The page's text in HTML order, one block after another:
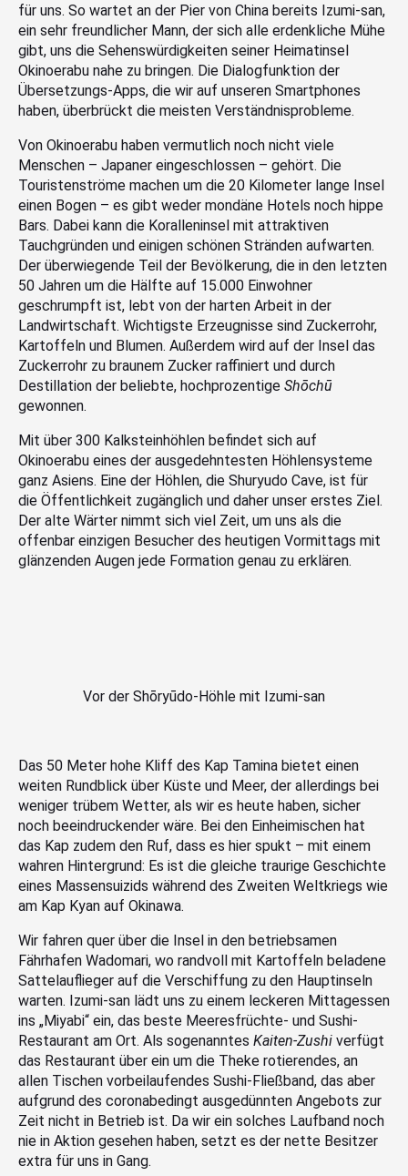
für uns. So wartet an der Pier von China bereits Izumi-san,
ein sehr freundlicher Mann, der sich alle erdenkliche Mühe
gibt, uns die Sehenswürdigkeiten seiner Heimatinsel
Okinoerabu nahe zu bringen. Die Dialogfunktion der
Übersetzungs-Apps, die wir auf unseren Smartphones
haben, überbrückt die meisten Verständnisprobleme.
Von Okinoerabu haben vermutlich noch nicht viele
Menschen – Japaner eingeschlossen – gehört. Die
Touristenströme machen um die 20 Kilometer lange Insel
einen Bogen – es gibt weder mondäne Hotels noch hippe
Bars. Dabei kann die Koralleninsel mit attraktiven
Tauchgründen und einigen schönen Stränden aufwarten.
Der überwiegende Teil der Bevölkerung, die in den letzten
50 Jahren um die Hälfte auf 15.000 Einwohner
geschrumpft ist, lebt von der harten Arbeit in der
Landwirtschaft. Wichtigste Erzeugnisse sind Zuckerrohr,
Kartoffeln und Blumen. Außerdem wird auf der Insel das
Zuckerrohr zu braunem Zucker raffiniert und durch
Destillation der beliebte, hochprozentige Shōchū
gewonnen.
Mit über 300 Kalksteinhöhlen befindet sich auf
Okinoerabu eines der ausgedehntesten Höhlensysteme
ganz Asiens. Eine der Höhlen, die Shuryudo Cave, ist für
die Öffentlichkeit zugänglich und daher unser erstes Ziel.
Der alte Wärter nimmt sich viel Zeit, um uns als die
offenbar einzigen Besucher des heutigen Vormittags mit
glänzenden Augen jede Formation genau zu erklären.
Vor der Shōryūdo-Höhle mit Izumi-san
Das 50 Meter hohe Kliff des Kap Tamina bietet einen
weiten Rundblick über Küste und Meer, der allerdings bei
weniger trübem Wetter, als wir es heute haben, sicher
noch beeindruckender wäre. Bei den Einheimischen hat
das Kap zudem den Ruf, dass es hier spukt – mit einem
wahren Hintergrund: Es ist die gleiche traurige Geschichte
eines Massensuizids während des Zweiten Weltkriegs wie
am Kap Kyan auf Okinawa.
Wir fahren quer über die Insel in den betriebsamen
Fährhafen Wadomari, wo randvoll mit Kartoffeln beladene
Sattelauflieger auf die Verschiffung zu den Hauptinseln
warten. Izumi-san lädt uns zu einem leckeren Mittagessen
ins „Miyabi“ ein, das beste Meeresfrüchte- und Sushi-
Restaurant am Ort. Als sogenanntes Kaiten-Zushi verfügt
das Restaurant über ein um die Theke rotierendes, an
allen Tischen vorbeilaufendes Sushi-Fließband, das aber
aufgrund des coronabedingt ausgedünnten Angebots zur
Zeit nicht in Betrieb ist. Da wir ein solches Laufband noch
nie in Aktion gesehen haben, setzt es der nette Besitzer
extra für uns in Gang.